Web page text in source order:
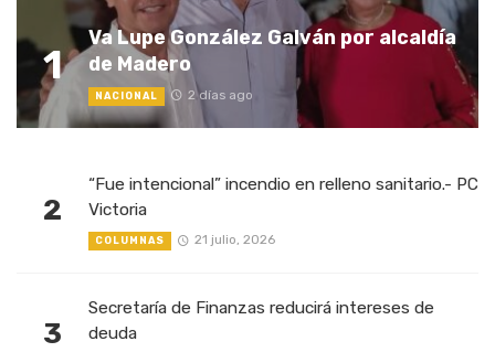
1
Va Lupe González Galván por alcaldía
de Madero
NACIONAL 2 días ago
2
“Fue intencional” incendio en relleno sanitario.- PC
Victoria
COLUMNAS 21 julio, 2026
3
Secretaría de Finanzas reducirá intereses de
deuda